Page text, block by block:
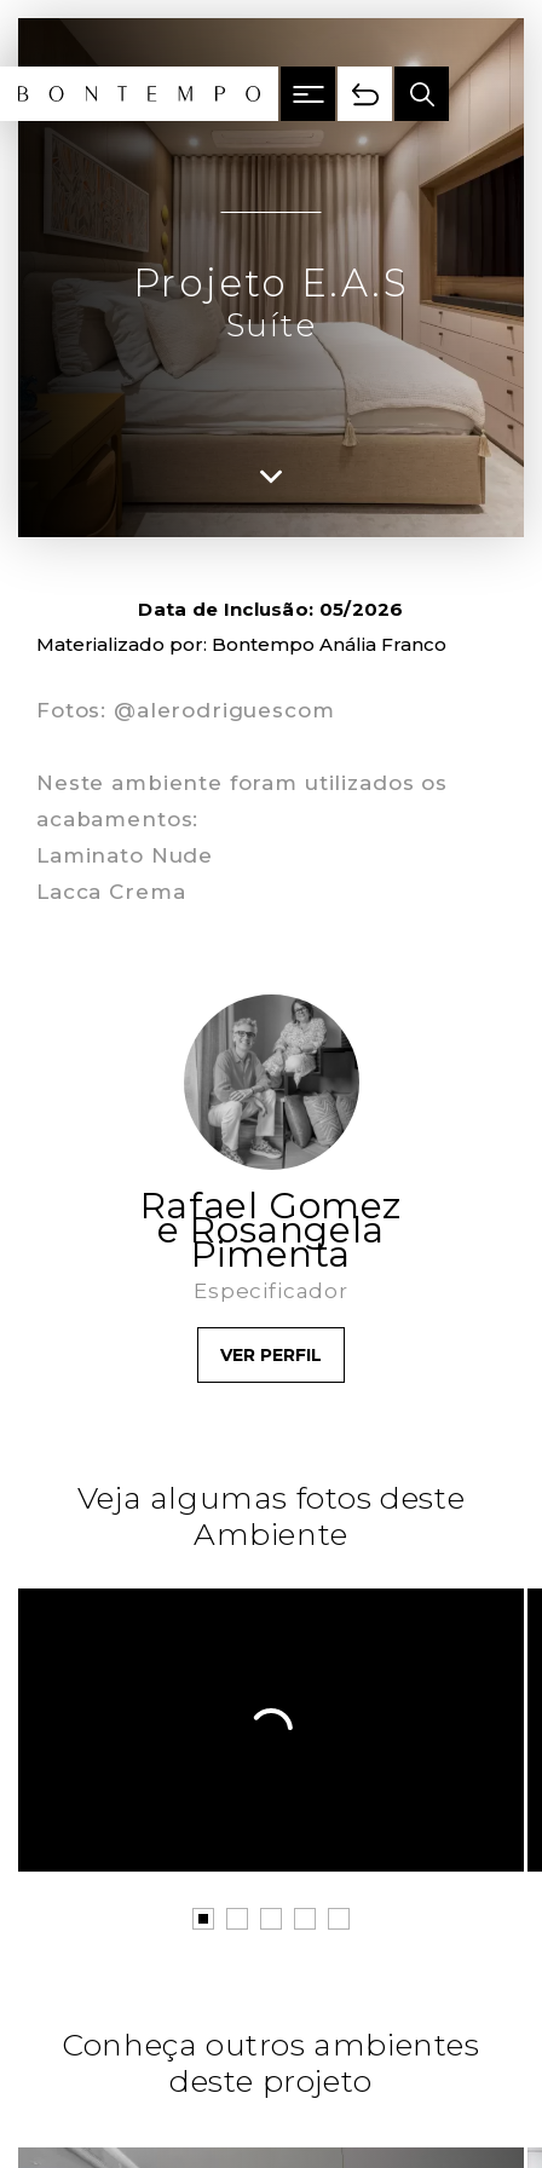
Projeto E.A.S
Suíte
Data de Inclusão: 05/2026
Materializado por: Bontempo Anália Franco
Fotos: @alerodriguescom
Neste ambiente foram utilizados os
acabamentos:
Laminato Nude
Lacca Crema
Rafael Gomez
e Rosangela
Pimenta
Especificador
VER PERFIL
Veja algumas fotos deste
Ambiente
Conheça outros ambientes
deste projeto